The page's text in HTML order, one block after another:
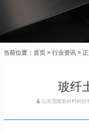
当前位置： 首页 > 行业资讯 >
玻纤
山东茂隆新材料科技